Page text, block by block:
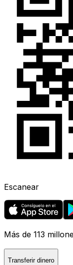
Escanear
Más de 113
Transferir dinero